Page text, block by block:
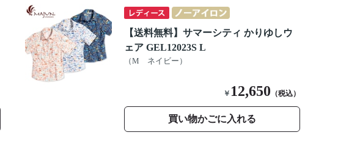
【送料無料】サマーシティ かりゆしウ
ェア GEL12023S L
（M ネイビー）
￥ 12,650 （税込）
買い物かごに入れる